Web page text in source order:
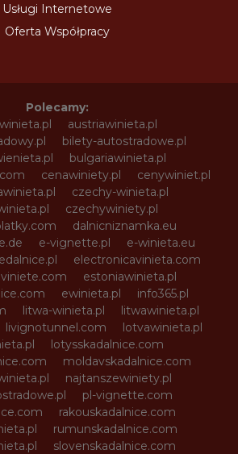
Usługi Internetowe
Oferta Współpracy
Polecamy:
austriawinieta.pl
bilety-autostradowe.pl
bulgariawinieta.pl
cenawiniety.pl
cenywiniet.pl
czechy-winieta.pl
czechywiniety.pl
dalnicniznamka.eu
e-vignette.pl
e-winieta.eu
edalnice.pl
electronicavinieta.com
estoniawinieta.pl
ewinieta.pl
info365.pl
litwa-winieta.pl
litwawinieta.pl
livignotunnel.com
lotvawinieta.pl
lotysskadalnice.com
moldavskadalnice.com
najtanszewiniety.pl
pl-vignette.com
rakouskadalnice.com
rumunskadalnice.com
slovenskadalnice.com